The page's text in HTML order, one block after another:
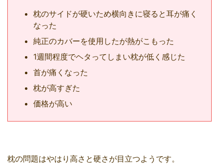
枕のサイドが硬いため横向きに寝ると耳が痛く
なった
純正のカバーを使用したが熱がこもった
1週間程度でヘタってしまい枕が低く感じた
首が痛くなった
枕が高すぎた
価格が高い
枕の問題はやはり高さと硬さが目立つようです。